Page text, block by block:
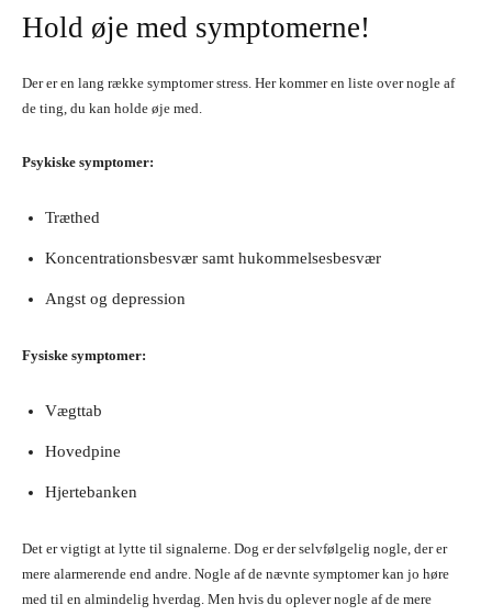
Hold øje med symptomerne!
Der er en lang række symptomer stress. Her kommer en liste over nogle af
de ting, du kan holde øje med.
Psykiske symptomer:
Træthed
Koncentrationsbesvær samt hukommelsesbesvær
Angst og depression
Fysiske symptomer:
Vægttab
Hovedpine
Hjertebanken
Det er vigtigt at lytte til signalerne. Dog er der selvfølgelig nogle, der er
mere alarmerende end andre. Nogle af de nævnte symptomer kan jo høre
med til en almindelig hverdag. Men hvis du oplever nogle af de mere